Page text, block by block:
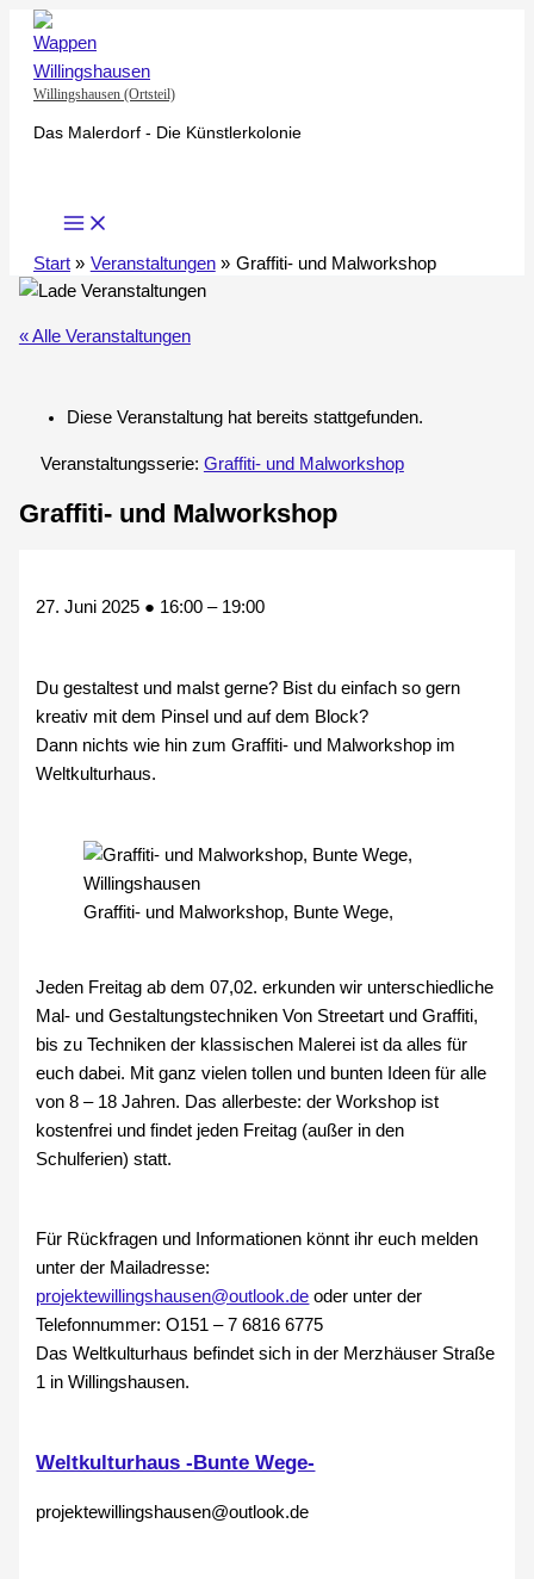
Zum
Inhalt
springen
Willingshausen (Ortsteil)
Das Malerdorf - Die Künstlerkolonie
Start Veranstaltungen Graffiti- und Malworkshop
« Alle Veranstaltungen
Diese Veranstaltung hat bereits stattgefunden.
Veranstaltungsserie: Graffiti- und Malworkshop
Graffiti- und Malworkshop
27. Juni 2025 ● 16:00– 19:00
Du gestaltest und malst gerne? Bist du einfach so gern
kreativ mit dem Pinsel und auf dem Block?
Dann nichts wie hin zum Graffiti- und Malworkshop im
Weltkulturhaus.
Graffiti- und Malworkshop, Bunte Wege,
Jeden Freitag ab dem 07,02. erkunden wir unterschiedliche
Mal- und Gestaltungstechniken Von Streetart und Graffiti,
bis zu Techniken der klassischen Malerei ist da alles für
euch dabei. Mit ganz vielen tollen und bunten Ideen für alle
von 8 – 18 Jahren. Das allerbeste: der Workshop ist
kostenfrei und findet jeden Freitag (außer in den
Schulferien) statt.
Für Rückfragen und Informationen könnt ihr euch melden
unter der Mailadresse:
projektewillingshausen@outlook.de oder unter der
Telefonnummer: O151 – 7 6816 6775
Das Weltkulturhaus befindet sich in der Merzhäuser Straße
1 in Willingshausen.
Weltkulturhaus -Bunte Wege-
projektewillingshausen@outlook.de